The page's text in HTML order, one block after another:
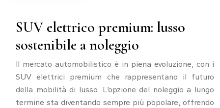
SUV elettrico premium: lusso
sostenibile a noleggio
Il mercato automobilistico è in piena evoluzione, con i
SUV elettrici premium che rappresentano il futuro
della mobilità di lusso. L’opzione del noleggio a lungo
termine sta diventando sempre più popolare, offrendo